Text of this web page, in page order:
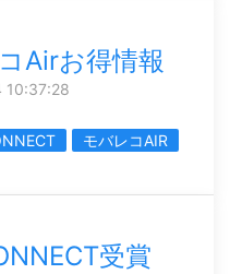
Airお得情報
10:37:28
モバレコAIR
受賞